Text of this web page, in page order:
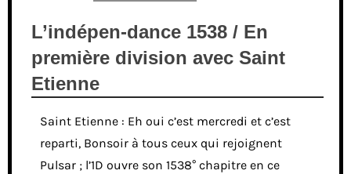
L’indépen-dance 1538 / En
première division avec Saint
Etienne
Saint Etienne : Eh oui c’est mercredi et c’est
reparti, Bonsoir à tous ceux qui rejoignent
Pulsar ; l’1D ouvre son 1538° chapitre en ce